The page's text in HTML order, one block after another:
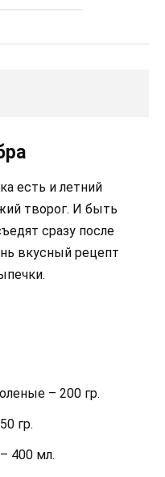
есть и летний
творог. И быть
сразу после
вкусный рецепт
– 200 гр.
гр.
400 мл.